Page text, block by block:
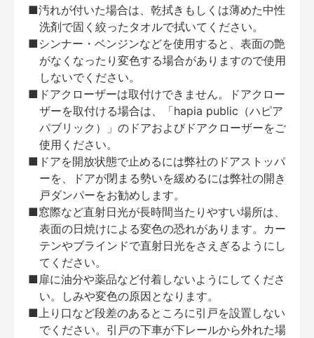
■汚れが付いた場合は、乾拭きもしくは薄めた中性
洗剤で固く絞ったタオルで拭いてください。
■シンナー・ベンジンなどを使用すると、表面の艶
がなくなったり変色する場合がありますので使用
しないでください。
■ドアクローザーは取付けできません。ドアクロー
ザーを取付ける場合は、「hapia public（ハピア
パブリック）」のドアおよびドアクローザーをご
使用ください。
■ドアを開放状態で止めるには弊社のドアストッパ
ーを、ドアが閉まる勢いを緩めるには弊社の開き
戸ダンパーをお勧めします。
■窓際など直射日光が長時間当たりやすい場所は、
表面の日焼けによる変色の恐れがあります。カー
テンやブラインドで直射日光をさえぎるようにし
てください。
■扉に油分や薬品など付着しないようにしてくださ
い。しみや変色の原因となります。
■上り口など段差のあるところに引戸を設置しない
でください。引戸の下車が下レールから外れた場